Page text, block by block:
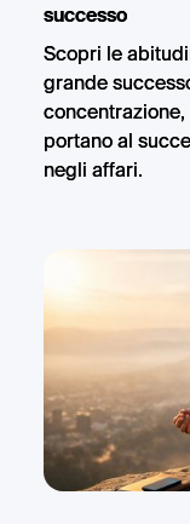
successo
Scopri le
grande
portano al
negli affari.